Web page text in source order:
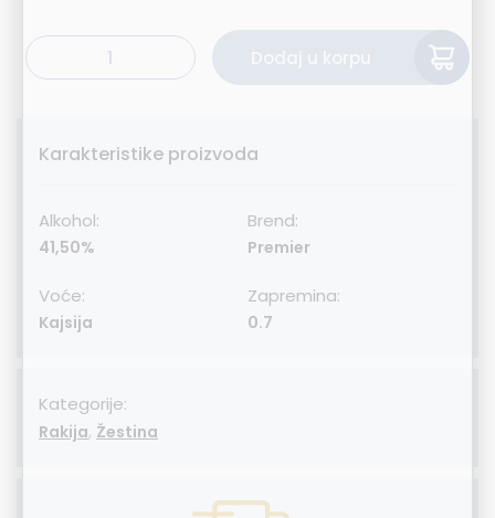
Premier kajsija 70cl količina
Alternative:
Karakteristike proizvoda
Alkohol:
41,50%
Brend:
Premier
Voće:
Kajsija
Zapremina:
0.7
Kategorije:
Rakija, Žestina